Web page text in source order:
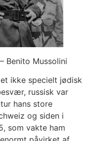
Benito Mussolini
ikke specielt jødisk
russisk var
hans store
og siden i
som vakte ham